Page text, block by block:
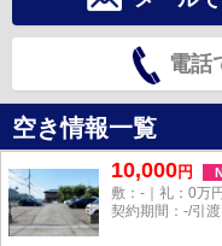
電話
空き情報一覧
10,000円
敷：-｜礼：0万円
契約期間：-/引